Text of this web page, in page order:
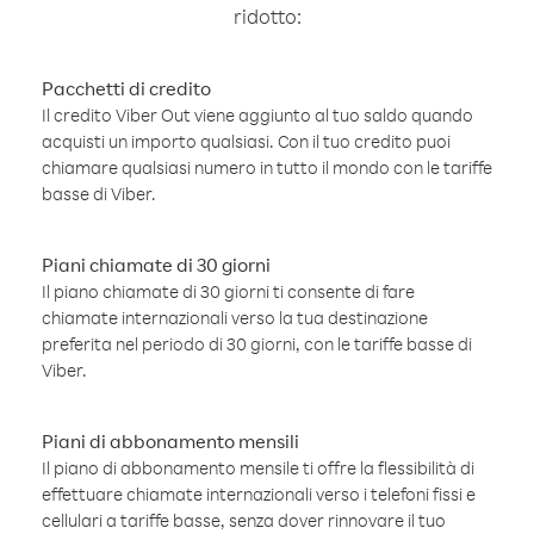
ridotto:
Pacchetti di credito
Il credito Viber Out viene aggiunto al tuo saldo quando
acquisti un importo qualsiasi. Con il tuo credito puoi
chiamare qualsiasi numero in tutto il mondo con le tariffe
basse di Viber.
Piani chiamate di 30 giorni
Il piano chiamate di 30 giorni ti consente di fare
chiamate internazionali verso la tua destinazione
preferita nel periodo di 30 giorni, con le tariffe basse di
Viber.
Piani di abbonamento mensili
Il piano di abbonamento mensile ti offre la flessibilità di
effettuare chiamate internazionali verso i telefoni fissi e
cellulari a tariffe basse, senza dover rinnovare il tuo